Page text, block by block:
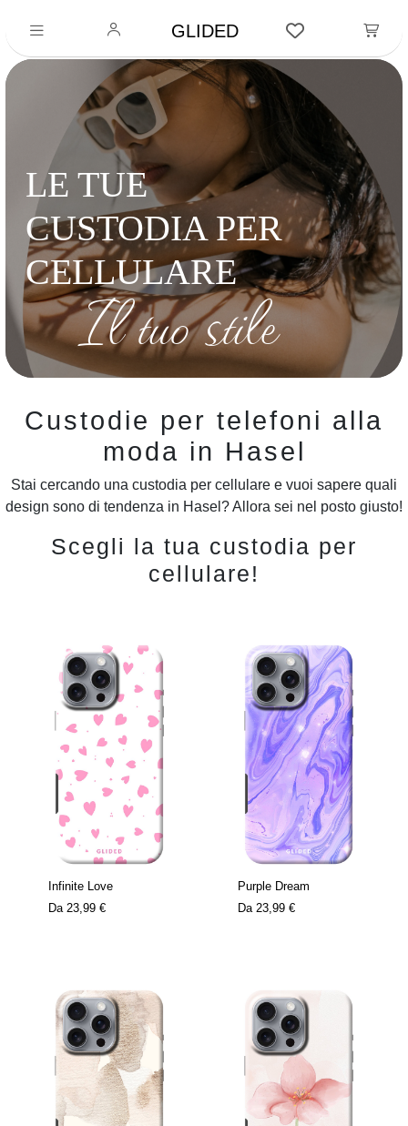
GLIDED
LE TUE
CUSTODIA PER
CELLULARE
Il tuo stile
Custodie per telefoni alla
moda in Hasel
Stai cercando una custodia per cellulare e vuoi sapere quali
design sono di tendenza in Hasel? Allora sei nel posto giusto!
Scegli la tua custodia per
cellulare!
Infinite Love
Da 23,99 €
Purple Dream
Da 23,99 €